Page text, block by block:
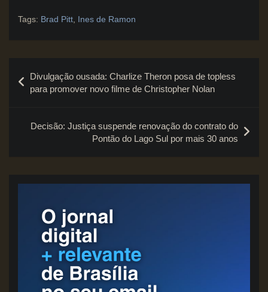
Tags: Brad Pitt Ines de Ramon
de
Divulgação ousada: Charlize Theron posa de topless
para promover novo filme de Christopher Nolan
Decisão: Justiça suspende renovação do contrato do
Pontão do Lago Sul por mais 30 anos